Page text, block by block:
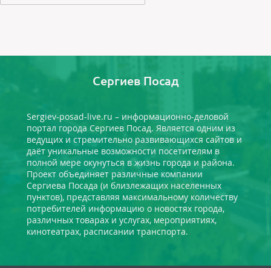
Сергиев Посад
Sergiev-posad-live.ru – информационно-деловой
портал города Сергиев Посад. Является одним из
ведущих и стремительно развивающихся сайтов и
даёт уникальные возможности посетителям в
полной мере окунуться в жизнь города и района.
Проект объединяет различные компании
Сергиева Посада (и близлежащих населенных
пунктов), представляя максимальному количеству
потребителей информацию о новостях города,
различных товарах и услугах, мероприятиях,
кинотеатрах, расписании транспорта.